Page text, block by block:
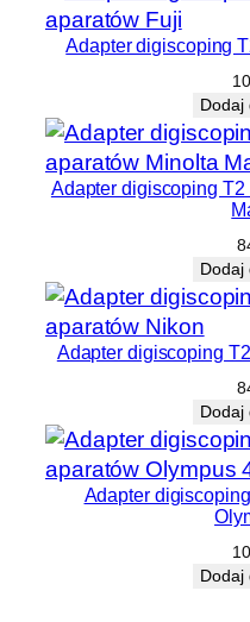
Adapter digiscoping
Dodaj
Adapter digiscoping
Dodaj
Adapter digiscoping
Dodaj
Adapter
Dodaj